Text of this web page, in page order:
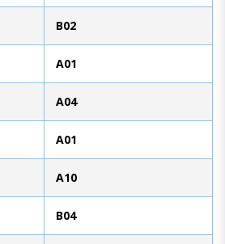
B02
A01
A04
A01
A10
B04